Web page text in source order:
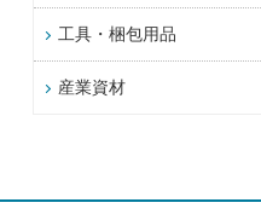
工具・梱包用品
産業資材